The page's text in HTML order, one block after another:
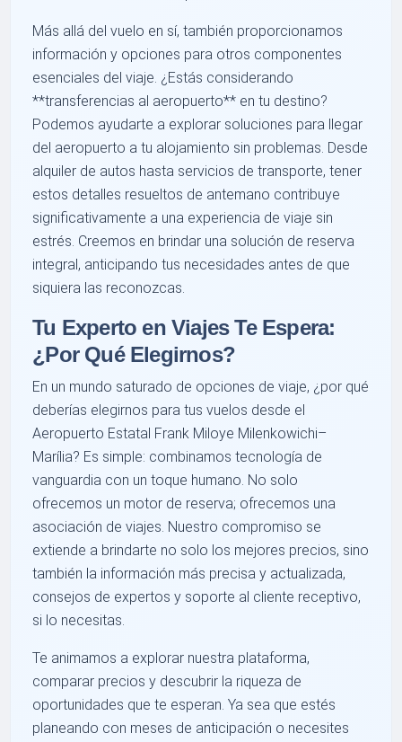
Más allá del vuelo en sí, también proporcionamos
información y opciones para otros componentes
esenciales del viaje. ¿Estás considerando
**transferencias al aeropuerto** en tu destino?
Podemos ayudarte a explorar soluciones para llegar
del aeropuerto a tu alojamiento sin problemas. Desde
alquiler de autos hasta servicios de transporte, tener
estos detalles resueltos de antemano contribuye
significativamente a una experiencia de viaje sin
estrés. Creemos en brindar una solución de reserva
integral, anticipando tus necesidades antes de que
siquiera las reconozcas.
Tu Experto en Viajes Te Espera:
¿Por Qué Elegirnos?
En un mundo saturado de opciones de viaje, ¿por qué
deberías elegirnos para tus vuelos desde el
Aeropuerto Estatal Frank Miloye Milenkowichi–
Marília? Es simple: combinamos tecnología de
vanguardia con un toque humano. No solo
ofrecemos un motor de reserva; ofrecemos una
asociación de viajes. Nuestro compromiso se
extiende a brindarte no solo los mejores precios, sino
también la información más precisa y actualizada,
consejos de expertos y soporte al cliente receptivo,
si lo necesitas.
Te animamos a explorar nuestra plataforma,
comparar precios y descubrir la riqueza de
oportunidades que te esperan. Ya sea que estés
planeando con meses de anticipación o necesites